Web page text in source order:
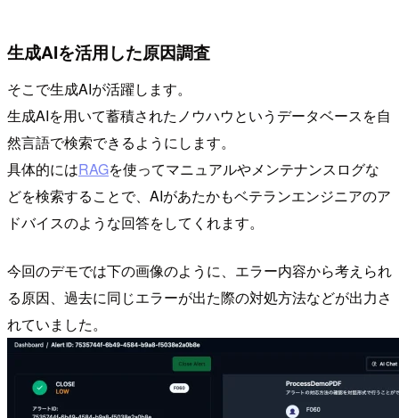
生成AIを活用した原因調査
そこで生成AIが活躍します。
生成AIを用いて蓄積されたノウハウというデータベースを自
然言語で検索できるようにします。
具体的にはRAGを使ってマニュアルやメンテナンスログな
どを検索することで、AIがあたかもベテランエンジニアのア
ドバイスのような回答をしてくれます。
今回のデモでは下の画像のように、エラー内容から考えられ
る原因、過去に同じエラーが出た際の対処方法などが出力さ
れていました。